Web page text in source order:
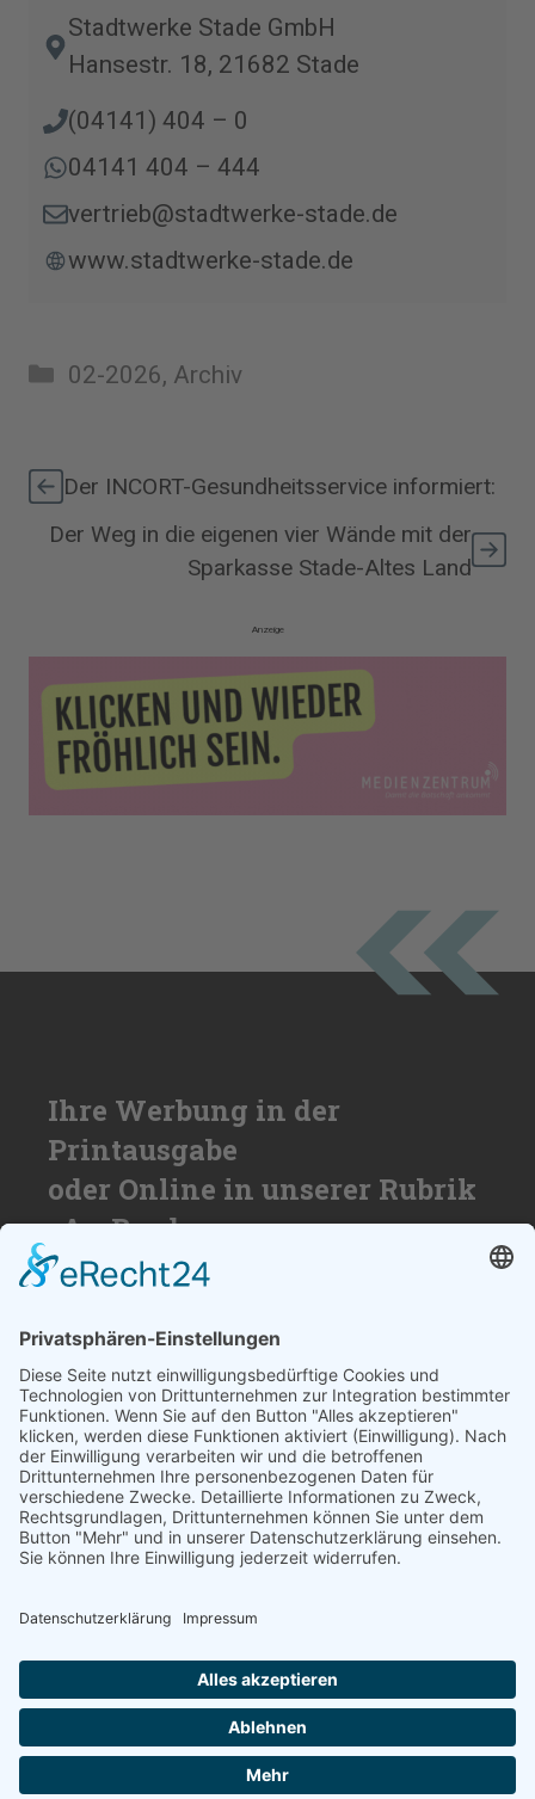
Stadtwerke Stade GmbH
Hansestr. 18, 21682 Stade
(04141) 404 – 0
04141 404 – 444
vertrieb@stadtwerke-stade.de
www.stadtwerke-stade.de
Kategorien
02-2026, Archiv
Der INCORT-Gesundheitsservice informiert:
Der Weg in die eigenen vier Wände mit der
Sparkasse Stade-Altes Land
Anzeige
Ihre Werbung in der
Printausgabe
oder Online in unserer Rubrik
»An Bord«
Nutzen Sie die Reichweite von über
50.000 Haushalten für Ihren Erfolg. Wir
beraten Sie gerne und erstellen ihnen ein
individuelles Angebot.
SCHREIBEN SIE UNS
© 2026medienzentrum-stade.de
Barrierefreiheitserklärung
Impressum
Datenschutzerklärung